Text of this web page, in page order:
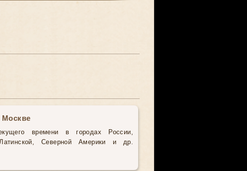
времени в городах России,
Северной Америки и др.